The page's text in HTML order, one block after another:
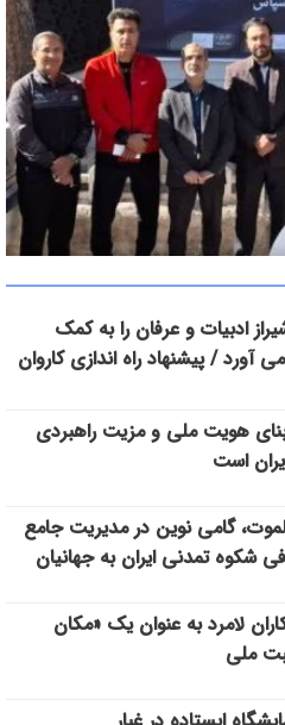
شد/ هم‌افزایی ورزش، فرهنگ و
ادبیات و عرفان را به کمک
آورد / پیشنهاد راه اندازی کاروان
هویت ملی و مزیت راهبردی
است
گامی نوین در مدیریت جامع
شکوه تمدنی ایران به جهانیان
لامرد به عنوان یک «مکان
ملی